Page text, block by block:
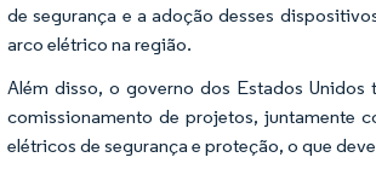
de segurança e a adoção desses
arco elétrico na região.
Além disso, o governo dos Estados
comissionamento de projetos, juntamente
elétricos de segurança e proteção, o que